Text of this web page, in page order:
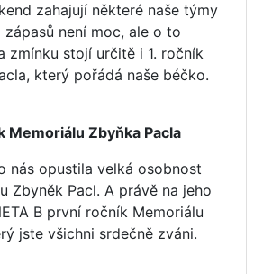
zahajují některé naše týmy
není moc, ale o to
zmínku stojí určitě i 1. ročník
který pořádá naše béčko.
Memoriálu Zbyňka Pacla
nás opustila velká osobnost
Zbyněk Pacl. A právě na jeho
B první ročník Memoriálu
jste všichni srdečně zváni.